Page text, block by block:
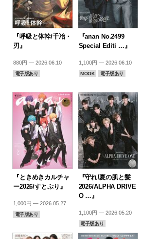
『呼吸と体幹/千冶・
刃』
880円 — 2026.06.10
電子版あり
『anan No.2499
Special Editi …』
1,100円 — 2026.06.10
MOOK 電子版あり
『ときめきカルチャ
ー2026/すとぷり』
1,000円 — 2026.05.27
電子版あり
『守れ!夏の肌と髪
2026/ALPHA DRIVE
O …』
1,100円 — 2026.05.20
電子版あり